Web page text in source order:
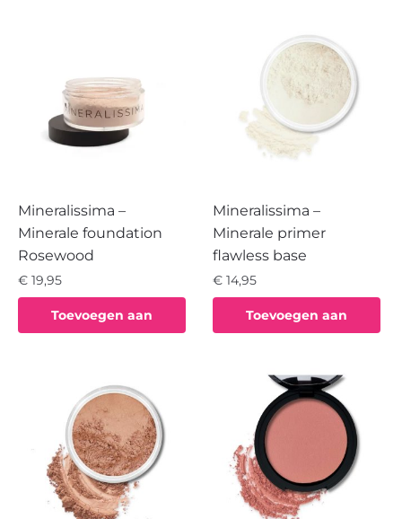
Mineralissima –
Minerale foundation
Rosewood
€ 19,95
Toevoegen aan
Mineralissima –
Minerale primer
flawless base
€ 14,95
Toevoegen aan